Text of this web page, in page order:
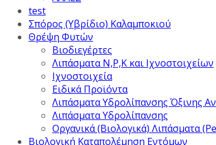
test
Σπόρος (Υβρίδιο) Καλαμποκιού
Θρέψη Φυτών
Βιοδιεγέρτες
Λιπάσματα Ν,Ρ,Κ και Ιχνοστοιχείων
Ιχνοστοιχεία
Ειδικά Προϊόντα
Λιπάσματα Υδρολίπανσης Όξινης
Λιπάσματα Υδρολίπανσης
Οργανικά (Βιολογικά) Λιπάσματα
Βιολογική Καταπολέμηση Εντόμων